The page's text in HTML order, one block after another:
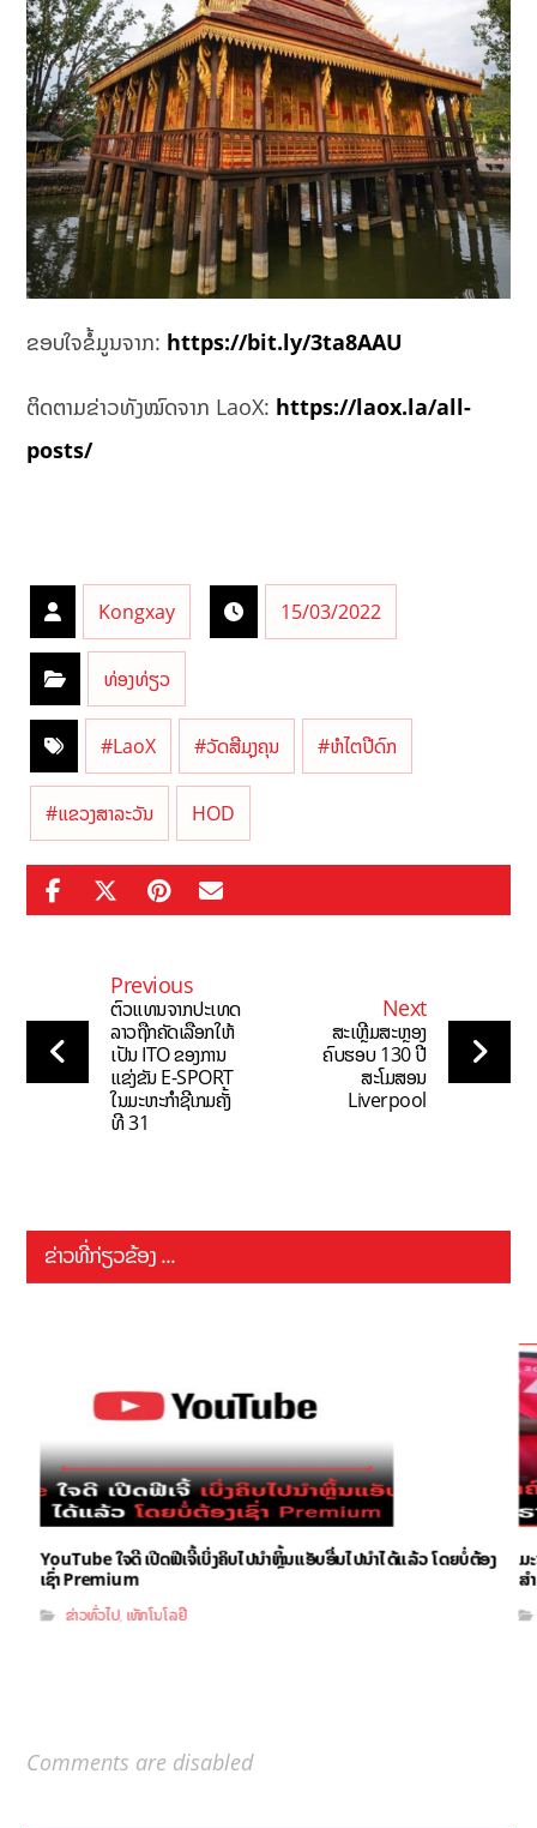
ຂອບໃຈຂໍ້ມູນຈາກ: https://bit.ly/3ta8AAU
ຕິດຕາມຂ່າວທັງໝົດຈາກ LaoX: https://laox.la/all-
posts/
Kongxay 15/03/2022
ທ່ອງທ່ຽວ
#LaoX #ວັດສີມຸງຄຸນ #ຫໍໄຕປີດົກ
#ແຂວງສາລະວັນ HOD
Previous
ຕົວແທນຈາກປະເທດ
ລາວຖືກຄັດເລືອກໃຫ້
ເປັນ ITO ຂອງການ
ແຂ່ງຂັນ E-SPORT
ໃນມະຫະກຳຊີເກມຄັ້ງ
ທີ 31
Next
ສະເຫຼີມສະຫຼອງ
ຄົບຮອບ 130 ປີ
ສະໂມສອນ
Liverpool
ຂ່າວທີ່ກ່ຽວຂ້ອງ ...
YouTube ໃຈດີ ເປີດຟີເຈີ້ເບິ່ງຄິບໄປນຳຫຼິ້ນແອັບອື່ນໄປນຳໄດ້ແລ້ວ ໂດຍບໍ່ຕ້ອງ
ເຊົ່າ Premium
ຂ່າວທົ່ວໄປ, ເທັກໂນໂລຢີ
ມ
ສ
Comments are disabled